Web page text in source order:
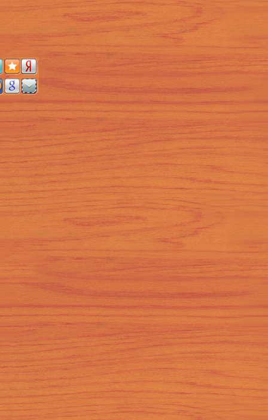
10.02.2016
Как подготовиться к
сдаче международного
экзамена
Международный экзамен по
английскому языку
подразумевает
всестороннее знание языка
следующие части:
03.02.2016
На какие вопросы нужно
знать ответы для
удачного прохождения
собеседования на
английском языке
Успешное прохождение
собеседования может стать
пропуском на новое
работы. Зачастую общение
с работодателем выглядит
унивеситете, особенно,
если оно проходит на
английском языке. Но, также
как и в случае сдачи
экзамена, к собеседованию
необходимо подготовиться.
можно услышать на
собеседовании, вполне
предсказуемы.
01.06.2015
Пять причин улучшить
поездкой за границу -
Поездки за границу сегодня
– очень популярный вид
отдыха среди россиян. Все
большее число наших
соотечественников
Турцию, Египет, Грецию,
Тунис, Таиланд и даже
Однако любой выезжающий
за границу человек
неизбежно сталкивается с
языковым барьером.
Оказавшись в ситуации,
когда все вокруг
непонятном языке,
почувствуешь беспокойство
и стресс.